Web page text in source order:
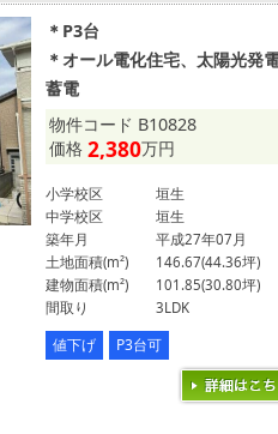
＊P3台
＊オール電化住宅、太陽光発
蓄電
物件コード B10828
価格 2,380万円
小学校区
垣生
中学校区
垣生
築年月
平成27年07月
土地面積(m²)
146.67(44.36坪)
建物面積(m²)
101.85(30.80坪)
間取り
3LDK
値下げ P3台可